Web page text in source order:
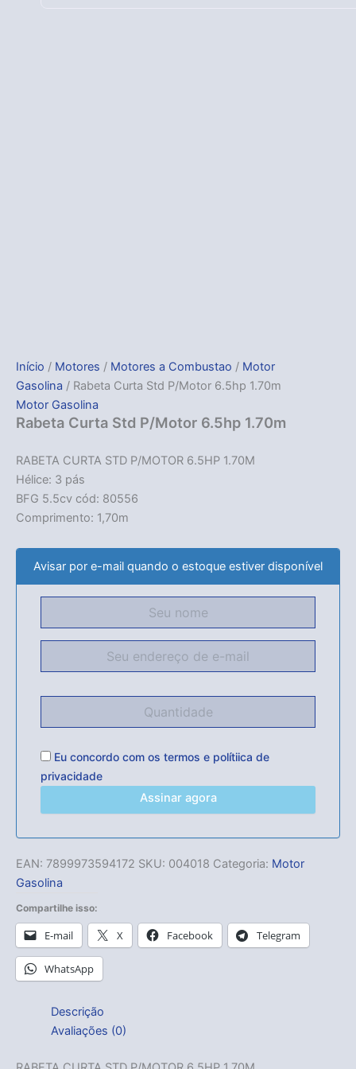
Início / Motores / Motores a Combustao / Motor
Gasolina / Rabeta Curta Std P/Motor 6.5hp 1.70m
Motor Gasolina
Rabeta Curta Std P/Motor 6.5hp 1.70m
RABETA CURTA STD P/MOTOR 6.5HP 1.70M
Hélice: 3 pás
BFG 5.5cv cód: 80556
Comprimento: 1,70m
Avisar por e-mail quando o estoque estiver disponível
Eu concordo com os termos e polítiica de
privacidade
Assinar agora
EAN: 7899973594172 SKU: 004018 Categoria: Motor
Gasolina
Compartilhe isso:
E-mail X Facebook Telegram
WhatsApp
Descrição
Avaliações (0)